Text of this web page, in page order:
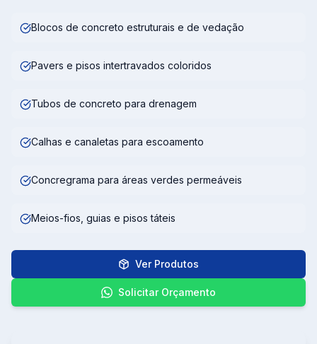
Blocos de concreto estruturais e de vedação
Pavers e pisos intertravados coloridos
Tubos de concreto para drenagem
Calhas e canaletas para escoamento
Concregrama para áreas verdes permeáveis
Meios-fios, guias e pisos táteis
Ver Produtos
Solicitar Orçamento